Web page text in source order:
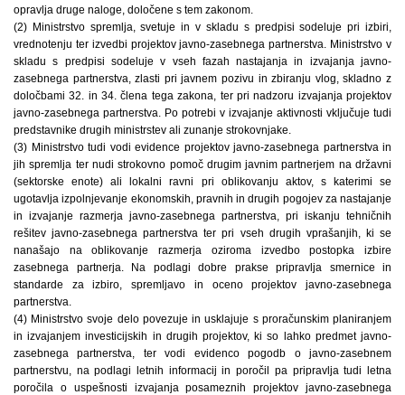
opravlja druge naloge, določene s tem zakonom.
(2) Ministrstvo spremlja, svetuje in v skladu s predpisi sodeluje pri izbiri,
vrednotenju ter izvedbi projektov javno-zasebnega partnerstva. Ministrstvo v
skladu s predpisi sodeluje v vseh fazah nastajanja in izvajanja javno-
zasebnega partnerstva, zlasti pri javnem pozivu in zbiranju vlog, skladno z
določbami 32. in 34. člena tega zakona, ter pri nadzoru izvajanja projektov
javno-zasebnega partnerstva. Po potrebi v izvajanje aktivnosti vključuje tudi
predstavnike drugih ministrstev ali zunanje strokovnjake.
(3) Ministrstvo tudi vodi evidence projektov javno-zasebnega partnerstva in
jih spremlja ter nudi strokovno pomoč drugim javnim partnerjem na državni
(sektorske enote) ali lokalni ravni pri oblikovanju aktov, s katerimi se
ugotavlja izpolnjevanje ekonomskih, pravnih in drugih pogojev za nastajanje
in izvajanje razmerja javno-zasebnega partnerstva, pri iskanju tehničnih
rešitev javno-zasebnega partnerstva ter pri vseh drugih vprašanjih, ki se
nanašajo na oblikovanje razmerja oziroma izvedbo postopka izbire
zasebnega partnerja. Na podlagi dobre prakse pripravlja smernice in
standarde za izbiro, spremljavo in oceno projektov javno-zasebnega
partnerstva.
(4) Ministrstvo svoje delo povezuje in usklajuje s proračunskim planiranjem
in izvajanjem investicijskih in drugih projektov, ki so lahko predmet javno-
zasebnega partnerstva, ter vodi evidenco pogodb o javno-zasebnem
partnerstvu, na podlagi letnih informacij in poročil pa pripravlja tudi letna
poročila o uspešnosti izvajanja posameznih projektov javno-zasebnega